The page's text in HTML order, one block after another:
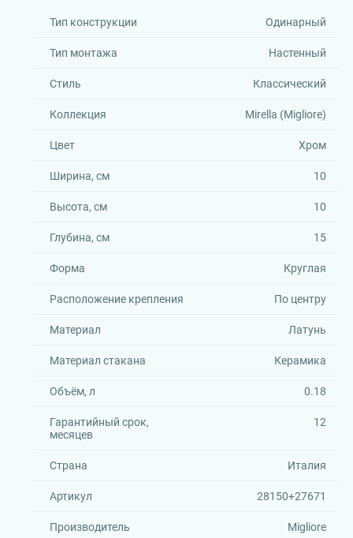
Тип конструкции Одинарный
Тип монтажа Настенный
Стиль Классический
Коллекция Mirella (Migliore)
Цвет Хром
Ширина, см 10
Высота, см 10
Глубина, см 15
Форма Круглая
Расположение крепления По центру
Материал Латунь
Материал стакана Керамика
Объём, л 0.18
Гарантийный срок,
месяцев
12
Страна Италия
Артикул 28150+27671
Производитель Migliore